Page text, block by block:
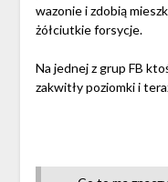
wazonie i zdobią
żółciutkie forsycje.
Na jednej z grup FB
zakwitły poziomki i